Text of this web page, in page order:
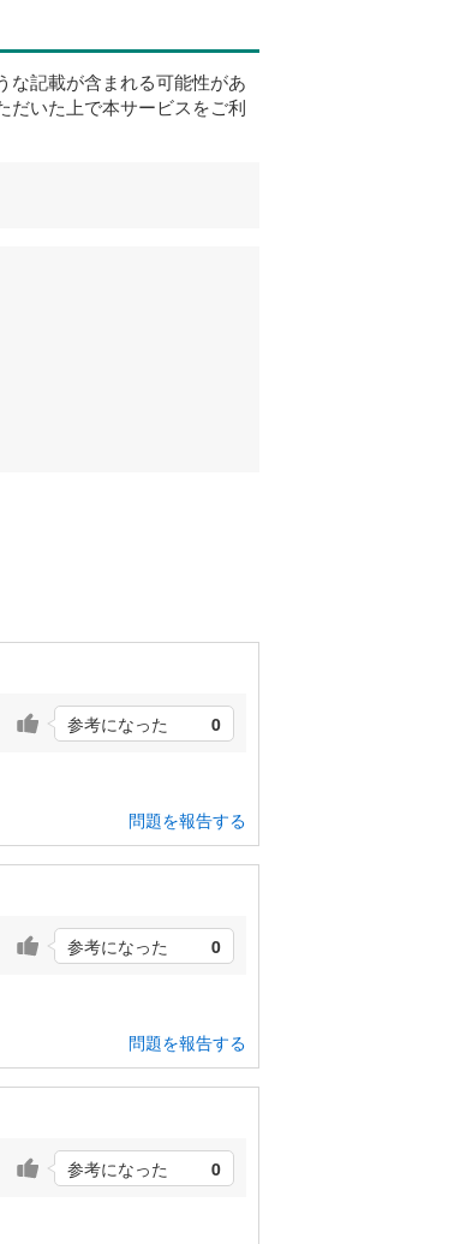
な記載が含まれる可能性があ
だいた上で本サービスをご利
参考になった 0
問題を報告する
参考になった 0
問題を報告する
参考になった 0